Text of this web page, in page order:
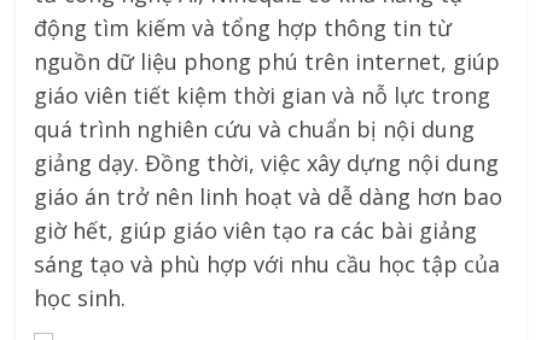
động tìm kiếm và tổng hợp thông tin từ
nguồn dữ liệu phong phú trên internet, giúp
giáo viên tiết kiệm thời gian và nỗ lực trong
quá trình nghiên cứu và chuẩn bị nội dung
giảng dạy. Đồng thời, việc xây dựng nội dung
giáo án trở nên linh hoạt và dễ dàng hơn bao
giờ hết, giúp giáo viên tạo ra các bài giảng
sáng tạo và phù hợp với nhu cầu học tập của
học sinh.